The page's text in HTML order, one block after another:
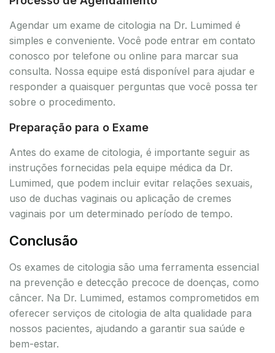
Agendar um exame de citologia na Dr. Lumimed é
simples e conveniente. Você pode entrar em contato
conosco por telefone ou online para marcar sua
consulta. Nossa equipe está disponível para ajudar e
responder a quaisquer perguntas que você possa ter
sobre o procedimento.
Preparação para o Exame
Antes do exame de citologia, é importante seguir as
instruções fornecidas pela equipe médica da Dr.
Lumimed, que podem incluir evitar relações sexuais,
uso de duchas vaginais ou aplicação de cremes
vaginais por um determinado período de tempo.
Conclusão
Os exames de citologia são uma ferramenta essencial
na prevenção e detecção precoce de doenças, como
câncer. Na Dr. Lumimed, estamos comprometidos em
oferecer serviços de citologia de alta qualidade para
nossos pacientes, ajudando a garantir sua saúde e
bem-estar.